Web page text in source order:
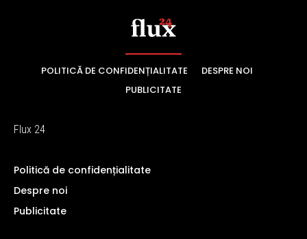
POLITICĂ DE CONFIDENȚIALITATE
DESPRE NOI
PUBLICITATE
Flux 24
Politică de confidențialitate
Despre noi
Publicitate